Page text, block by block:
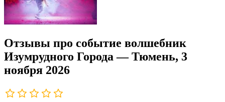
Отзывы про событие волшебник
Изумрудного Города — Тюмень, 3
ноября 2026